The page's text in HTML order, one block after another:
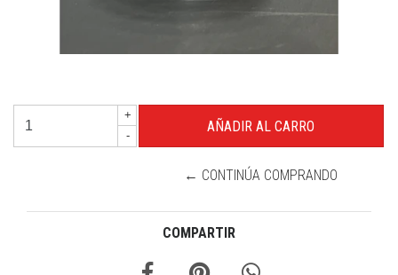
+
-
← CONTINÚA COMPRANDO
COMPARTIR